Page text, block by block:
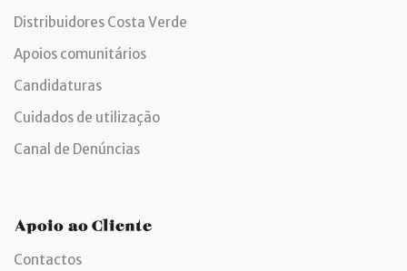
Distribuidores Costa Verde
Apoios comunitários
Candidaturas
Cuidados de utilização
Canal de Denúncias
Apoio ao Cliente
Contactos